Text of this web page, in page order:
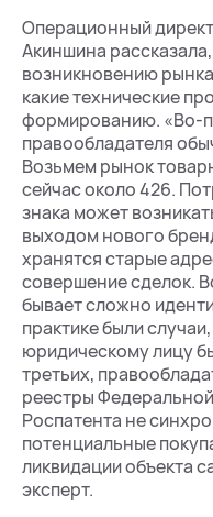
Операционный
Акиншина
возникновению
какие технические
формированию. «Во-
правообладателя
Возьмем рынок
сейчас около 426.
знака может
выходом нового
хранятся старые
совершение сделок.
бывает сложно
практике были
юридическому лицу
третьих,
реестры
Роспатента не
потенциальные
ликвидации объекта
эксперт.